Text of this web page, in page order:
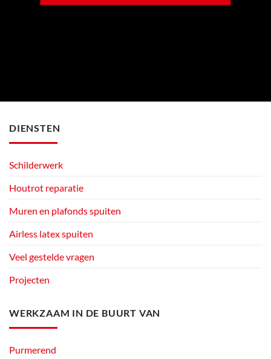
DIENSTEN
Schilderwerk
Houtrot reparatie
Muren en plafonds spuiten
Airless latex spuiten
Veel gestelde vragen
Projecten
WERKZAAM IN DE BUURT VAN
Purmerend